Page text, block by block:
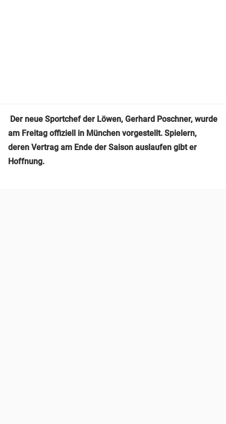
Der neue Sportchef der Löwen, Gerhard Poschner, wurde
am Freitag offiziell in München vorgestellt. Spielern,
deren Vertrag am Ende der Saison auslaufen gibt er
Hoffnung.